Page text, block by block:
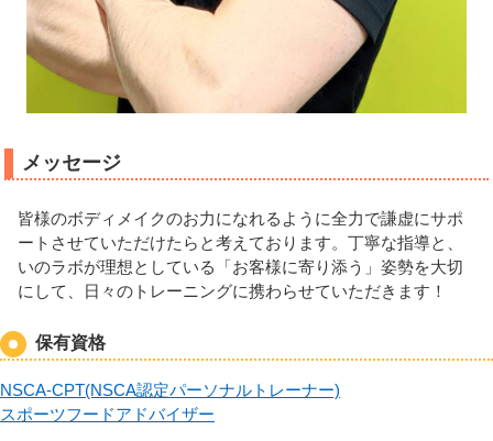
メッセージ
皆様のボディメイクのお力になれるように全力で謙虚にサポ
ートさせていただけたらと考えております。丁寧な指導と、
いのラボが理想としている「お客様に寄り添う」姿勢を大切
にして、日々のトレーニングに携わらせていただきます！
保有資格
NSCA-CPT(NSCA認定パーソナルトレーナー)
スポーツフードアドバイザー